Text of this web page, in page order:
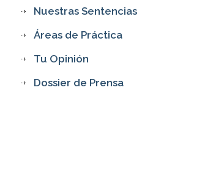
Nuestras Sentencias
Áreas de Práctica
Tu Opinión
Dossier de Prensa